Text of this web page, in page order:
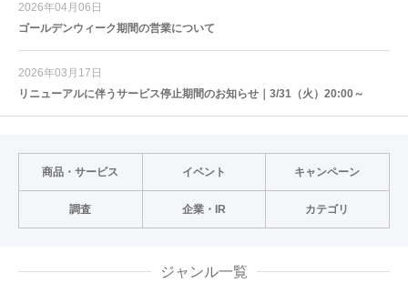
2026年04月06日
ゴールデンウィーク期間の営業について
2026年03月17日
リニューアルに伴うサービス停止期間のお知らせ｜3/31（火）20:00～
商品・サービス イベント キャンペーン
調査 企業・IR カテゴリ
ジャンル一覧